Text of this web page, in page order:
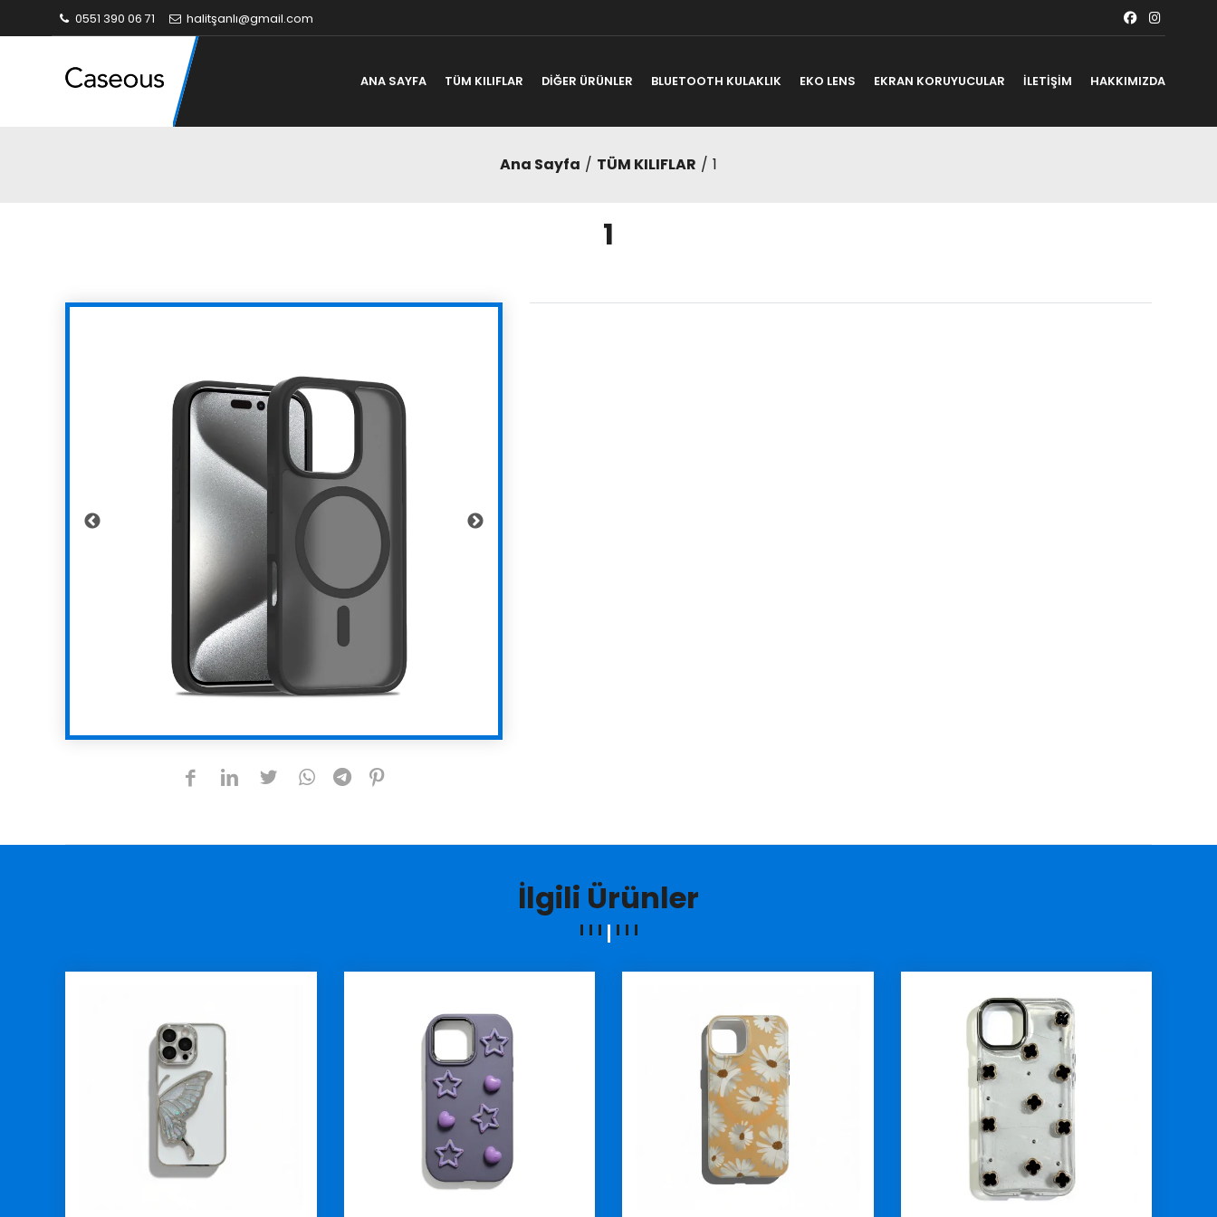
0551 390 06 71 halitşanlı@gmail.com
ANA SAYFA TÜM KILIFLAR DİĞER ÜRÜNLER BLUETOOTH KULAKLIK EKO LENS EKRAN KORUYUCULAR İLETİŞİM HAKKIMIZDA
Ana Sayfa TÜM KILIFLAR 1
1
İlgili Ürünler